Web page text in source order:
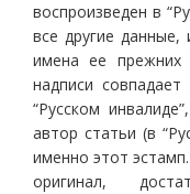
воспроизведен в
все другие данные,
имена ее прежних
надписи
“Русском
автор статьи (в
именно этот
оригинал,